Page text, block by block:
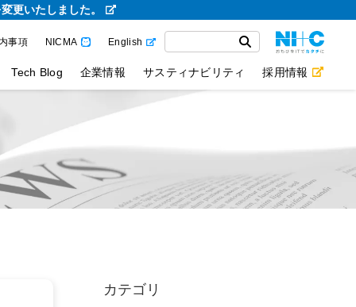
更いたしました。
事項 NICMA English
Tech Blog 企業情報 サスティナビリティ 採用情報
カテゴリ